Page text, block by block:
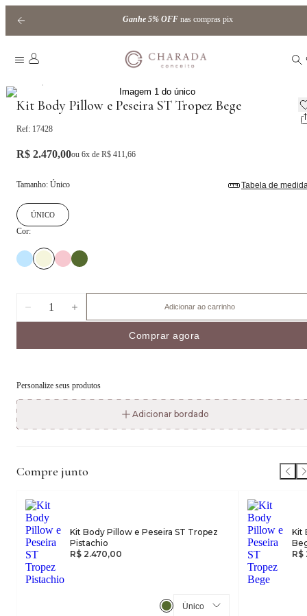
Ganhe 5% OFFnas compras pix
Kit Body Pillow e Peseira ST Tropez Bege
Ref: 17428
R$ 2.470,00ou 6x de R$ 411,66
Tamanho: Único Tabela de
ÚNICO
Cor:
1 Adicionar ao carrinho
Comprar agora
Personalize seus produtos
Adicionar bordado
Compre junto
Kit Body Pillow e Peseira ST Tropez
Pistachio
R$ 2.470,00
Kit
R$